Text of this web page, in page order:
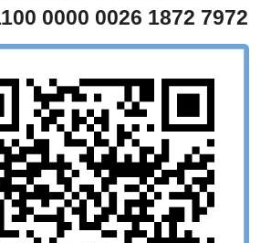
0000 0026 1872 7972